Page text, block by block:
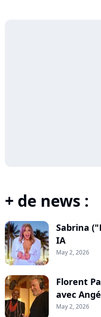
+ de news :
Sabrina
IA
May 2, 2026
Florent
avec
May 2, 2026